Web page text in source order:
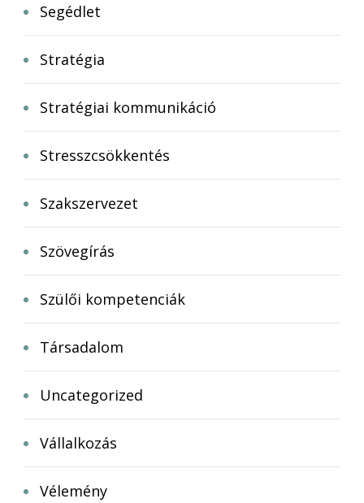
Segédlet
Stratégia
Stratégiai kommunikáció
Stresszcsökkentés
Szakszervezet
Szövegírás
Szülői kompetenciák
Társadalom
Uncategorized
Vállalkozás
Vélemény